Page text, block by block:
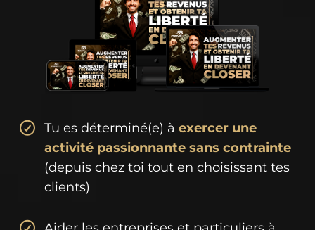
Tu es déterminé(e) à exercer une
activité passionnante sans contrainte
(depuis chez toi tout en choisissant tes
clients)